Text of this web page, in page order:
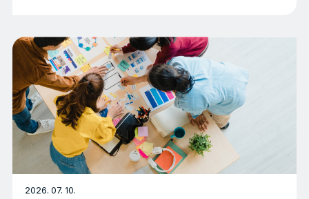
2026. 07. 10.